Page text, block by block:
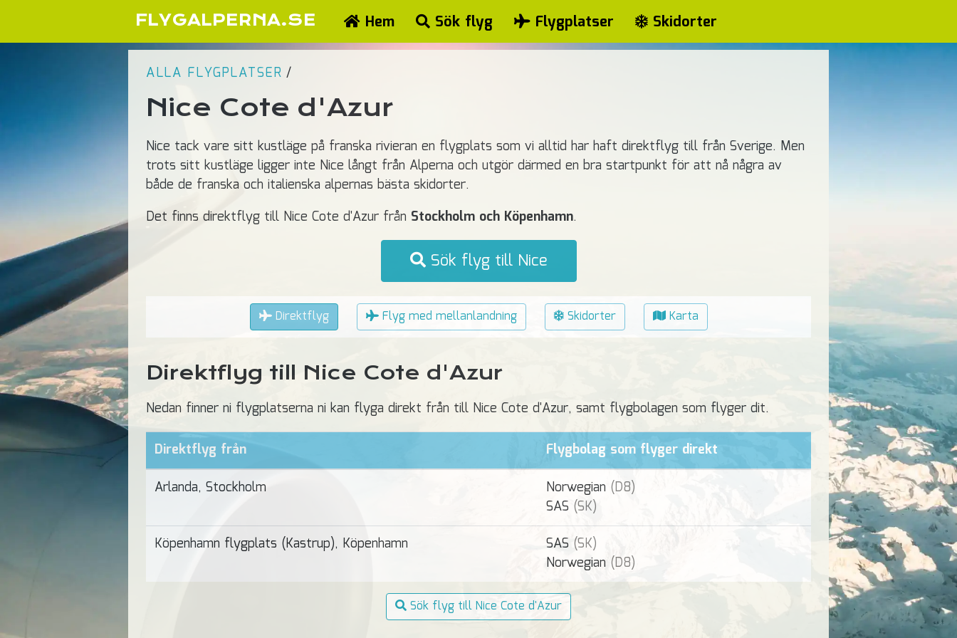
FLYGALPERNA.SE Hem Sök flyg Flygplatser Skidorter
ALLA FLYGPLATSER /
Nice Cote d'Azur
Nice tack vare sitt kustläge på franska rivieran en flygplats som vi alltid har haft direktflyg till från Sverige. Men
trots sitt kustläge ligger inte Nice långt från Alperna och utgör därmed en bra startpunkt för att nå några av
både de franska och italienska alpernas bästa skidorter.
Det finns direktflyg till Nice Cote d'Azur från Stockholm och Köpenhamn.
Sök flyg till Nice
Direktflyg Flyg med mellanlandning Skidorter Karta
Direktflyg till Nice Cote d'Azur
Nedan finner ni flygplatserna ni kan flyga direkt från till Nice Cote d'Azur, samt flygbolagen som flyger dit.
Direktflyg från Flygbolag som flyger direkt
Arlanda, Stockholm
Norwegian (D8)
SAS (SK)
Köpenhamn flygplats (Kastrup), Köpenhamn
SAS (SK)
Norwegian (D8)
Sök flyg till Nice Cote d'Azur